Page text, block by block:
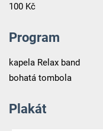
100 Kč
Program
kapela Relax band
bohatá tombola
Plakát